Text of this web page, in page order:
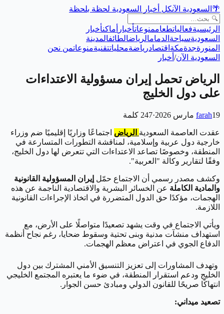
🌴 السعودية الآنكل أخبار السعودية لحظة بلحظة
الرئيسيةفعالياتطعاممنوعاتأخبار أماكنأخبار
السعوديةسياحة الدمامالرياضالطائفالمدينة
المنورةجدةمكة اقتصادرياضةمحلياتتقنيةمنوعاتمن نحن
السعودية الآن/ أخبار
الرياض تحمل إيران مسؤولية الاعتداءات
على دول الخليج
farah19 مارس 2026 ·
247 كلمة
عقدت العاصمة السعودية الرياض اجتماعًا وزاريًا إقليميًا ضم وزراء
خارجية دول عربية وإسلامية، لمناقشة التطورات المتسارعة في
المنطقة، وخصوصًا تصاعد الاعتداءات التي تتعرض لها دول الخليج،
وفقًا لتقارير وكالة "العربية".
وكشف مصدر رسمي أن الاجتماع حمّل إيران المسؤولية القانونية
والمادية الكاملة عن الخسائر البشرية والاقتصادية الناجمة عن هذه
الهجمات، مؤكدًا حق الدول المتضررة في اتخاذ الإجراءات القانونية
اللازمة.
ويأتي الاجتماع في وقت يشهد تصعيدًا متواصلًا على الأرض، مع
استهداف منشآت مدنية وبنى تحتية وسقوط ضحايا، رغم نجاح أنظمة
الدفاع الجوي في اعتراض معظم الهجمات.
وتهدف المشاورات إلى تعزيز التنسيق الأمني المشترك بين دول
الخليج ودعم استقرار المنطقة، في ضوء ما يعتبره المجتمع الخليجي
انتهاكًا صريحًا للقانون الدولي ومبادئ حسن الجوار.
تصعيد ميداني: